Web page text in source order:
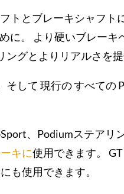
トとブレーキシャフト
に。 より硬いブレー
グとよりリアルさを提
そして 現行のすべての
、Podiumステアリ
キに使用できます。
も使用できます。